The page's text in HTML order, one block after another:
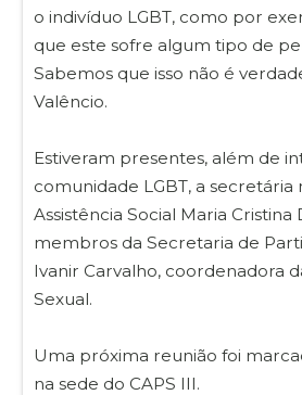
o indivíduo LGBT, como por
que este sofre algum tipo de
Sabemos que isso não é
Valêncio.
Estiveram presentes, além de
comunidade LGBT, a secretária
Assistência Social Maria Cristina
membros da Secretaria de
Ivanir Carvalho, coordenadora
Sexual.
Uma próxima reunião foi
na sede do CAPS III.